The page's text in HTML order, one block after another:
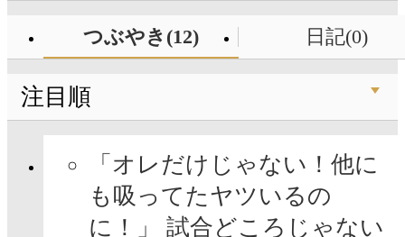
つぶやき(12) 日記(0)
注目順
「オレだけじゃない！他に
も吸ってたヤツいるの
に！」 試合どころじゃない